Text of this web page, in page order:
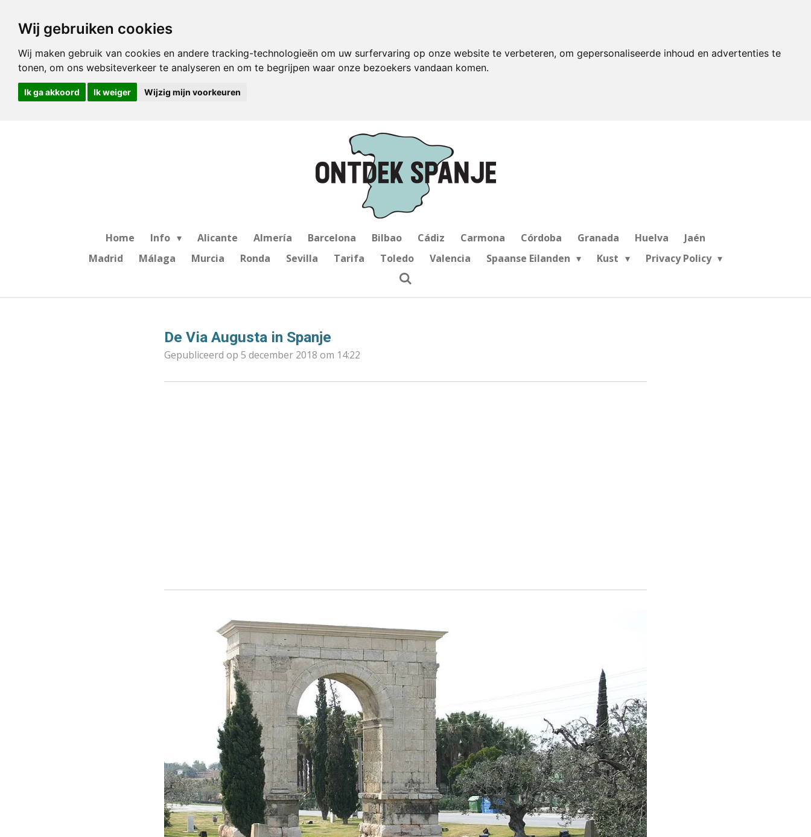
Wij gebruiken cookies
Wij maken gebruik van cookies en andere tracking-technologieën om uw surfervaring op onze website te verbeteren, om gepersonaliseerde inhoud en advertenties te
tonen, om ons websiteverkeer te analyseren en om te begrijpen waar onze bezoekers vandaan komen.
Ik ga akkoord Ik weiger Wijzig mijn voorkeuren
direct
hoofdinhoud
Home Info Alicante Almería Barcelona Bilbao Cádiz Carmona Córdoba Granada Huelva
Jaén
Madrid
Málaga Murcia Ronda Sevilla Tarifa Toledo Valencia Spaanse Eilanden Kust Privacy Policy
De Via Augusta in Spanje
Gepubliceerd op 5 december 2018 om 14:22